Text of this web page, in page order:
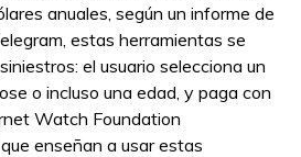
anuales, según un informe de
estas herramientas se
el usuario selecciona un
o incluso una edad, y paga con
Watch Foundation
enseñan a usar estas